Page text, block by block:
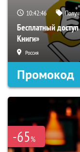
10:42:45
Бесплатный
Книги»
Россия
Промокод
-65%